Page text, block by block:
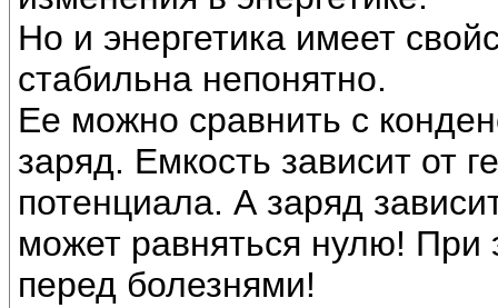
Но и энергетика имеет
стабильна непонятно.
Ее можно сравнить с
заряд. Емкость зависит от
потенциала. А заряд
может равняться нулю! При
перед болезнями!